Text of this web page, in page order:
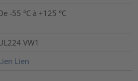
-55 °C à +125 °C
VW1
Lien